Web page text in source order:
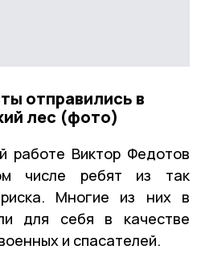
отправились в
лес (фото)
работе Виктор Федотов
числе ребят из так
Многие из них в
для себя в качестве
и спасателей.